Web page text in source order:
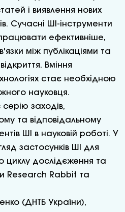
і виявлення нових
Сучасні ШІ-інструменти
ефективніше,
між публікаціями та
Вміння
стає необхідною
науковця.
заходів,
та відповідальному
ШІ в науковій роботі. У
застосунків ШІ для
циклу дослідєження та
Research Rabbit та
(ДНТБ України),